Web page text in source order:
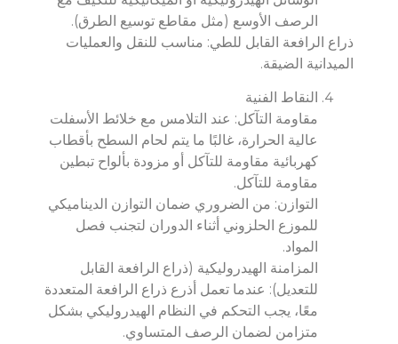
الرصف الأوسع (مثل مقاطع توسيع الطرق).
ذراع الرافعة القابل للطي: مناسب للنقل والعمليات
الميدانية الضيقة.
النقاط الفنية
مقاومة التآكل: عند التلامس مع خلائط الأسفلت
عالية الحرارة، غالبًا ما يتم لحام السطح بأقطاب
كهربائية مقاومة للتآكل أو مزودة بألواح تبطين
مقاومة للتآكل.
التوازن: من الضروري ضمان التوازن الديناميكي
للموزع الحلزوني أثناء الدوران لتجنب فصل
المواد.
المزامنة الهيدروليكية (ذراع الرافعة القابل
للتعديل): عندما تعمل أذرع ذراع الرافعة المتعددة
معًا، يجب التحكم في النظام الهيدروليكي بشكل
متزامن لضمان الرصف المتساوي.